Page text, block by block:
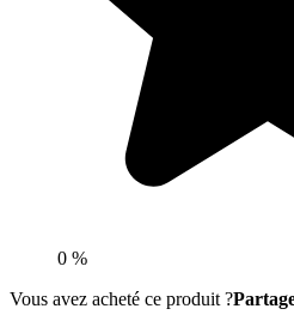
0 %
Vous avez acheté ce produit ?